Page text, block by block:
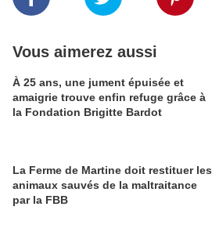
Vous aimerez aussi
À 25 ans, une jument épuisée et
amaigrie trouve enfin refuge grâce à
la Fondation Brigitte Bardot
La Ferme de Martine doit restituer les
animaux sauvés de la maltraitance
par la FBB